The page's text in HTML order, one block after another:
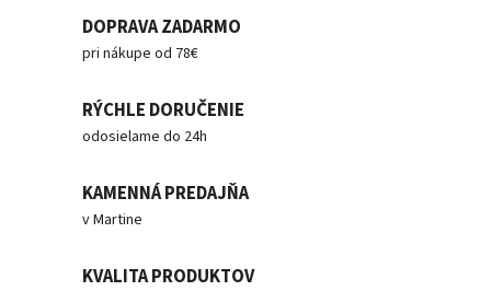
DOPRAVA ZADARMO
pri nákupe od 78€
RÝCHLE DORUČENIE
odosielame do 24h
KAMENNÁ PREDAJŇA
v Martine
KVALITA PRODUKTOV